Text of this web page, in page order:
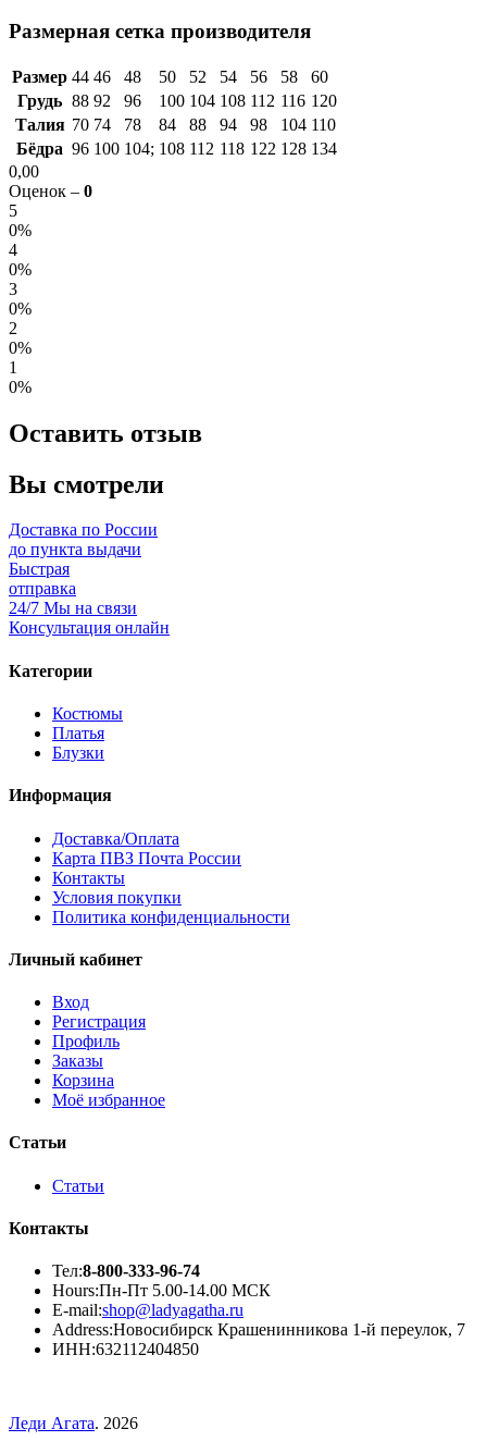
Размерная сетка производителя
Размер 44 46 48 50 52 54 56 58
60
Грудь 88 92 96 100 104 108 112 116 120
Талия 70 74 78 84 88 94 98 104 110
Бёдра 96 100 104; 108 112 118 122 128 134
0,00
Оценок – 0
5
0%
4
0%
3
0%
2
0%
1
0%
Оставить отзыв
Вы смотрели
Доставка по России
до пункта выдачи
Быстрая
отправка
24/7 Мы на связи
Консультация онлайн
Категории
Костюмы
Платья
Блузки
Информация
Доставка/Оплата
Карта ПВЗ Почта России
Контакты
Условия покупки
Политика конфиденциальности
Личный кабинет
Вход
Регистрация
Профиль
Заказы
Корзина
Моё избранное
Статьи
Статьи
Контакты
Тел:8-800-333-96-74
Hours:Пн-Пт 5.00-14.00 МСК
E-mail:shop@ladyagatha.ru
Address:Новосибирск Крашенинникова 1-й переулок, 7
ИНН:632112404850
Леди Агата. 2026